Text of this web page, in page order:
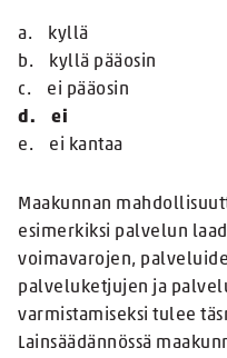
a. kyllä
b. kyllä pääosin
c. ei pääosin
d. ei
e. ei kantaa
Maakunnan
esimerkiksi palvelun
voimavarojen,
palveluketjujen ja
varmistamiseksi tulee
Lainsäädännössä